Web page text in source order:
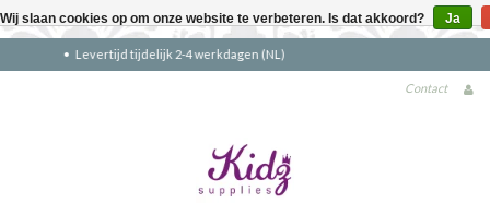
Gratis verzending boven €90 (NL)
Contact
Wij slaan cookies op om onze website te verbeteren. Is dat akkoord? Ja